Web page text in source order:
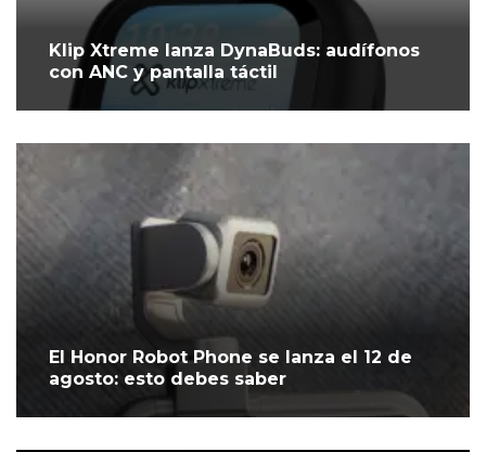
Klip Xtreme lanza DynaBuds: audífonos
con ANC y pantalla táctil
El Honor Robot Phone se lanza el 12 de
agosto: esto debes saber